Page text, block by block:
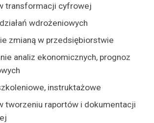
transformacji cyfrowej
wdrożeniowych
zmianą w przedsiębiorstwie
analiz ekonomicznych, prognoz
instruktażowe
tworzeniu raportów i dokumentacji